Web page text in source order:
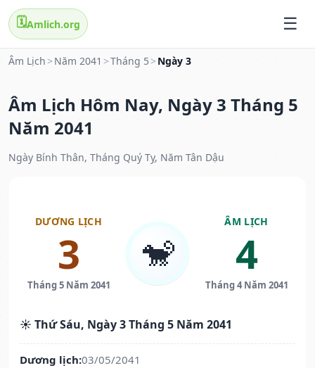
🗓️Amlich.org
Âm Lịch > Năm 2041 >Tháng 5 > Ngày 3
Âm Lịch Hôm Nay, Ngày 3 Tháng 5
Năm 2041
Ngày Bính Thân, Tháng Quý Tỵ, Năm Tân Dậu
DƯƠNG LỊCH
3
Tháng 5 Năm 2041
🐒
ÂM LỊCH
4
Tháng 4 Năm 2041
☀️ Thứ Sáu, Ngày 3 Tháng 5 Năm 2041
Dương lịch:03/05/2041